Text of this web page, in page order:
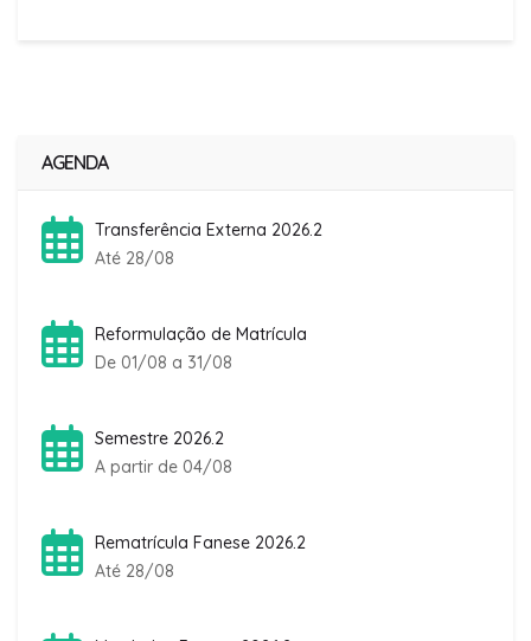
AGENDA
Transferência Externa 2026.2
Até 28/08
Reformulação de Matrícula
De 01/08 a 31/08
Semestre 2026.2
A partir de 04/08
Rematrícula Fanese 2026.2
Até 28/08